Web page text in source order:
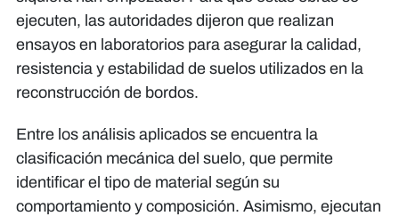
ejecuten, las autoridades dijeron que realizan
ensayos en laboratorios para asegurar la calidad,
resistencia y estabilidad de suelos utilizados en la
reconstrucción de bordos.
Entre los análisis aplicados se encuentra la
clasificación mecánica del suelo, que permite
identificar el tipo de material según su
comportamiento y composición. Asimismo, ejecutan